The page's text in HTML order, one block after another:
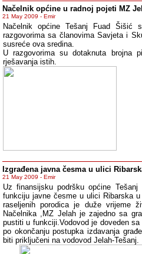
Načelnik općine u radnoj pojeti MZ
21 May 2009 - Emir
Načelnik općine Tešanj Fuad Šišić
razgovorima sa članovima Savjeta i
susreće ova sredina.
U razgovorima su dotaknuta brojna
rješavanja istih.
Izgrađena javna česma u ulici
21 May 2009 - Emir
Uz finansijsku podršku općine
funkciju javne česme u ulici Ribarska
raseljenih porodica je duže vrijeme
Načelnika ,MZ Jelah je zajedno sa
pustiti u funkciji.Vodovod je doveden
po okončanju postupka izdavanja
biti priključeni na vodovod Jelah-Tešanj.